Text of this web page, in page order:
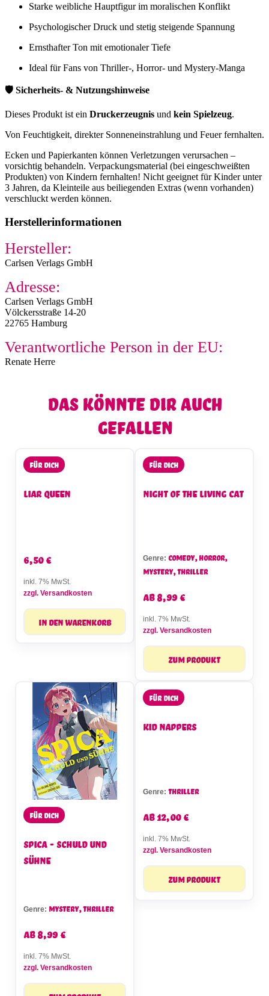
Starke weibliche Hauptfigur im moralischen Konflikt
Psychologischer Druck und stetig steigende Spannung
Ernsthafter Ton mit emotionaler Tiefe
Ideal für Fans von Thriller-, Horror- und Mystery-Manga
🛡️ Sicherheits- & Nutzungshinweise
Dieses Produkt ist ein Druckerzeugnis und kein Spielzeug.
Von Feuchtigkeit, direkter Sonneneinstrahlung und Feuer fernhalten.
Ecken und Papierkanten können Verletzungen verursachen –
vorsichtig behandeln. Verpackungsmaterial (bei eingeschweißten
Produkten) von Kindern fernhalten! Nicht geeignet für Kinder unter
3 Jahren, da Kleinteile aus beiliegenden Extras (wenn vorhanden)
verschluckt werden können.
Herstellerinformationen
Hersteller:
Carlsen Verlags GmbH
Adresse:
Carlsen Verlags GmbH
Völckersstraße 14-20
22765 Hamburg
Verantwortliche Person in der EU:
Renate Herre
Das könnte dir auch
gefallen
Für dich
Liar Queen
6,50€
inkl. 7% MwSt.
zzgl. Versandkosten
In den Warenkorb
Für dich
Night of the Living Cat
Genre: Comedy, Horror,
Mystery, Thriller
ab8,99€
inkl. 7% MwSt.
zzgl. Versandkosten
Zum Produkt
Für dich
Spica - Schuld und
Sühne
Genre: Mystery, Thriller
ab8,99€
inkl. 7% MwSt.
zzgl. Versandkosten
Für dich
Kid Nappers
Genre: Thriller
ab12,00€
inkl. 7% MwSt.
zzgl. Versandkosten
Zum Produkt